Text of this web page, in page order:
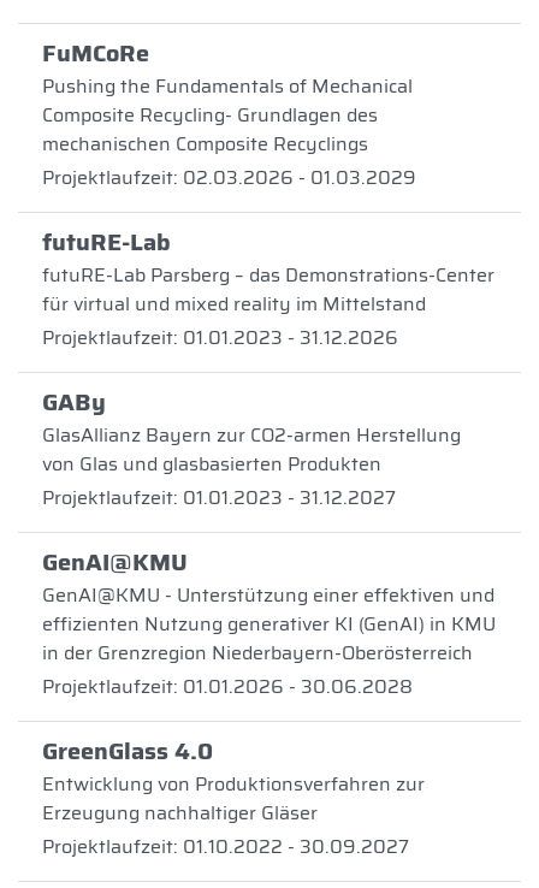
FuMCoRe
Pushing the Fundamentals of Mechanical
Composite Recycling- Grundlagen des
mechanischen Composite Recyclings
Projektlaufzeit: 02.03.2026 - 01.03.2029
futuRE-Lab
futuRE-Lab Parsberg – das Demonstrations-Center
für virtual und mixed reality im Mittelstand
Projektlaufzeit: 01.01.2023 - 31.12.2026
GABy
GlasAllianz Bayern zur CO2-armen Herstellung
von Glas und glasbasierten Produkten
Projektlaufzeit: 01.01.2023 - 31.12.2027
GenAI@KMU
GenAI@KMU - Unterstützung einer effektiven und
effizienten Nutzung generativer KI (GenAI) in KMU
in der Grenzregion Niederbayern-Oberösterreich
Projektlaufzeit: 01.01.2026 - 30.06.2028
GreenGlass 4.0
Entwicklung von Produktionsverfahren zur
Erzeugung nachhaltiger Gläser
Projektlaufzeit: 01.10.2022 - 30.09.2027